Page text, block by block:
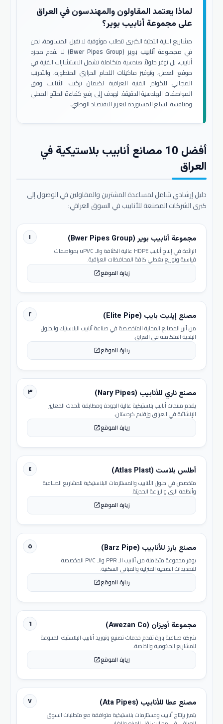
لماذا يعتمد المقاولون والمهندسون في العراق
على مجموعة أنابيب بوير؟
مشاريع البنية التحتية الكبرى تتطلب موثوقية لا تقبل المساومة. نحن
في مجموعة أنابيب بوير (Bwer Pipes Group)
لا نقدم مجرد
أنابيب، بل نوفر حلولاً هندسية متكاملة تشمل الاستشارات الفنية في
موقع العمل، وتوفير ماكينات اللحام الحراري المتطورة، والتدريب
المجاني للكوادر الفنية العراقية لضمان تركيب الأنابيب وفق
المواصفات الهندسية الدقيقة. نهدف إلى رفع كفاءة المنتج المحلي
ومنافسة السلع المستوردة لتعزيز الاقتصاد الوطني.
أفضل 10 مصانع أنابيب بلاستيكية في
العراق
دليل إرشادي شامل لمساعدة المشترين والمقاولين في الوصول إلى
كبرى الشركات المصنعة للأنابيب في السوق العراقي:
١ مجموعة أنابيب بوير (Bwer Pipes Group)
الرائدة في إنتاج أنابيب HDPE عالية الكثافة والـ uPVC بمواصفات
قياسية وتوزيع يغطي كافة المحافظات العراقية.
زيارة الموقعopen_in_new
٢ مصنع إيليت بايب (Elite Pipe)
من أبرز المصانع المحلية المتخصصة في صناعة أنابيب البلاستيك والحلول
البلدية المتكاملة في العراق.
زيارة الموقعopen_in_new
٣ مصنع ناري للأنابيب (Nary Pipes)
يقدم منتجات أنابيب بلاستيكية عالية الجودة ومطابقة لأحدث المعايير
الإنشائية في العراق وإقليم كردستان.
زيارة الموقعopen_in_new
٤ أطلس بلاست (Atlas Plast)
متخصص في حلول الأنابيب والمستلزمات البلاستيكية للمشاريع الصناعية
وأنظمة الري والزراعة الحديثة.
زيارة الموقعopen_in_new
٥ مصنع بارز للأنابيب (Barz Pipe)
يوفر مجموعة متكاملة من أنابيب الـ PPR والـ PVC المخصصة
للتمديدات الصحية المنزلية والمباني السكنية.
زيارة الموقعopen_in_new
٦ مجموعة أويزان (Awezan Co)
شركة صناعية بارزة تقدم خدمات تصنيع وتوريد أنابيب البلاستيك المتنوعة
للمشاريع الحكومية والخاصة.
زيارة الموقعopen_in_new
٧ مصنع عطا للأنابيب (Ata Pipes)
يتميز بإنتاج أنابيب ومستلزمات بلاستيكية متوافقة مع متطلبات السوق